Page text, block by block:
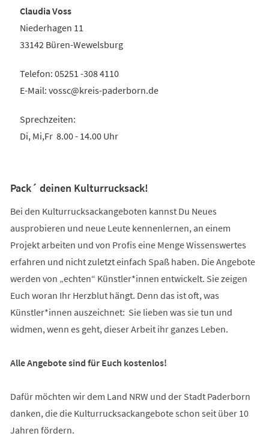
Claudia Voss
Niederhagen 11
33142 Büren-Wewelsburg
Telefon: 05251 -308 4110
E-Mail: vossc kreis-paderborn de
Sprechzeiten:
Di, Mi,Fr 8.00 - 14.00 Uhr
Pack´ deinen Kulturrucksack!
Bei den Kulturrucksackangeboten kannst Du Neues
ausprobieren und neue Leute kennenlernen, an einem
Projekt arbeiten und von Profis eine Menge Wissenswertes
erfahren und nicht zuletzt einfach Spaß haben. Die Angebote
werden von „echten“ Künstler*innen entwickelt. Sie zeigen
Euch woran Ihr Herzblut hängt. Denn das ist oft, was
Künstler*innen auszeichnet: Sie lieben was sie tun und
widmen, wenn es geht, dieser Arbeit ihr ganzes Leben.
Alle Angebote sind für Euch kostenlos!
Dafür möchten wir dem Land NRW und der Stadt Paderborn
danken, die die Kulturrucksackangebote schon seit über 10
Jahren fördern.